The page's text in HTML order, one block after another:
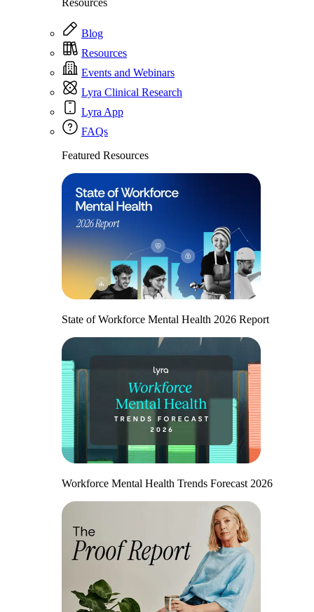
Resources
Blog
Resources
Events and Webinars
Lyra Clinical Research
Lyra App
FAQs
Featured Resources
State of Workforce Mental Health 2026 Report
Workforce Mental Health Trends Forecast 2026